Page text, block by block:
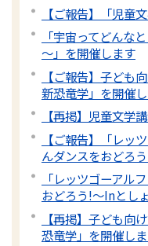
【ご報告】「児童
「宇宙ってどんな
～」を開催します
【ご報告】子ども
新恐竜学」を開催
【再掲】児童文学
【ご報告】「レッ
んダンスをおどろ
「レッツゴーアル
おどろう!～Inとし
【再掲】子ども向
恐竜学」を開催し